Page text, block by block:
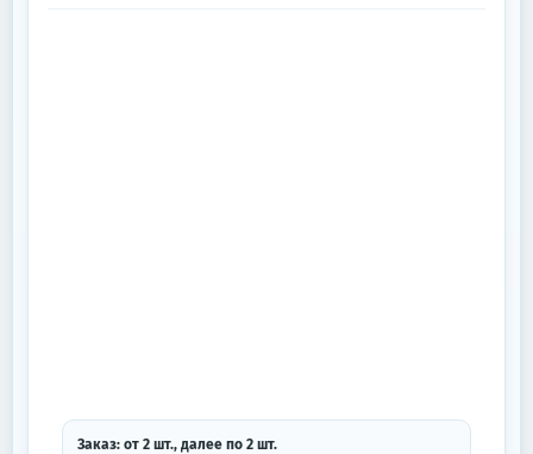
Заказ: от 2 шт., далее по 2 шт.